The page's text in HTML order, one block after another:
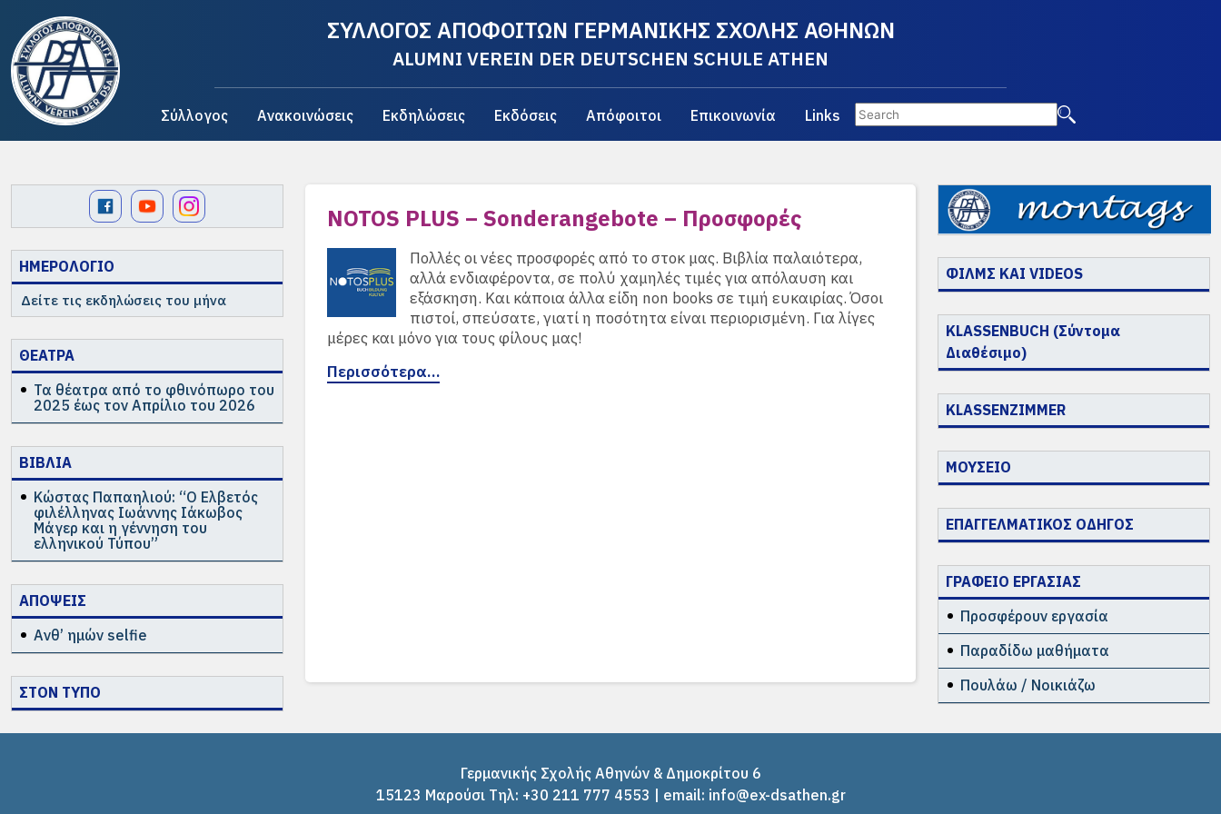
ΣΥΛΛΟΓΟΣ ΑΠΟΦΟΙΤΩΝ ΓΕΡΜΑΝΙΚΗΣ ΣΧΟΛΗΣ ΑΘΗΝΩΝ
ALUMNI VEREIN DER DEUTSCHEN SCHULE ATHEN
Σύλλογος Ανακοινώσεις Εκδηλώσεις Εκδόσεις Απόφοιτοι Επικοινωνία Links
ΗΜΕΡΟΛΟΓΙΟ
Δείτε τις εκδηλώσεις του μήνα
ΘΕΑΤΡΑ
Τα θέατρα από το φθινόπωρο του
2025 έως τον Απρίλιο του 2026
ΒΙΒΛΙΑ
Κώστας Παπαηλιού: “Ο Ελβετός
φιλέλληνας Ιωάννης Ιάκωβος
Μάγερ και η γέννηση του
ελληνικού Τύπου”
ΑΠΟΨΕΙΣ
Ανθ’ ημών selfie
ΣΤΟΝ ΤΥΠΟ
NOTOS PLUS – Sonderangebote – Προσφορές
Πολλές οι νέες προσφορές από το στοκ μας. Βιβλία παλαιότερα,
αλλά ενδιαφέροντα, σε πολύ χαμηλές τιμές για απόλαυση και
εξάσκηση. Και κάποια άλλα είδη non books σε τιμή ευκαιρίας. Όσοι
πιστοί, σπεύσατε, γιατί η ποσότητα είναι περιορισμένη. Για λίγες
μέρες και μόνο για τους φίλους μας!
Περισσότερα…
ΦΙΛΜΣ ΚΑΙ VIDEOS
KLASSENBUCH (Σύντομα
Διαθέσιμο)
KLASSENZIMMER
ΜΟΥΣΕΙΟ
ΕΠΑΓΓΕΛΜΑΤΙΚΟΣ ΟΔΗΓΟΣ
ΓΡΑΦΕΙΟ ΕΡΓΑΣΙΑΣ
Προσφέρουν εργασία
Παραδίδω μαθήματα
Πουλάω / Νοικιάζω
Γερμανικής Σχολής Αθηνών & Δημοκρίτου 6
15123 Μαρούσι Tηλ: +30 211 777 4553 | email: info@ex-dsathen.gr